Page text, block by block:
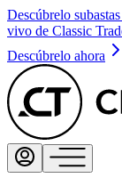
Descúbrelo
vivo de Classic
Descúbrelo ahora